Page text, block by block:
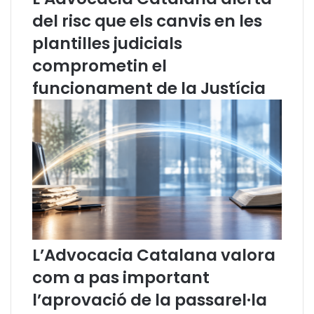
r
e
a
p
e
r
p
o
s
i
c
i
o
a
r
-
e
n
o
m
b
e
0
1
3
)
del risc que els canvis en les
plantilles judicials
comprometin el
funcionament de la Justícia
L’Advocacia Catalana valora
com a pas important
l’aprovació de la passarel·la